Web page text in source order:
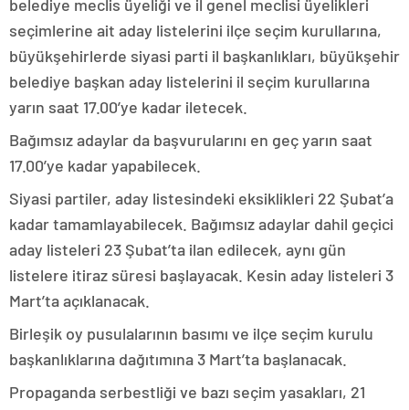
belediye meclis üyeliği ve il genel meclisi üyelikleri
seçimlerine ait aday listelerini ilçe seçim kurullarına,
büyükşehirlerde siyasi parti il başkanlıkları, büyükşehir
belediye başkan aday listelerini il seçim kurullarına
yarın saat 17.00’ye kadar iletecek.
Bağımsız adaylar da başvurularını en geç yarın saat
17.00’ye kadar yapabilecek.
Siyasi partiler, aday listesindeki eksiklikleri 22 Şubat’a
kadar tamamlayabilecek. Bağımsız adaylar dahil geçici
aday listeleri 23 Şubat’ta ilan edilecek, aynı gün
listelere itiraz süresi başlayacak. Kesin aday listeleri 3
Mart’ta açıklanacak.
Birleşik oy pusulalarının basımı ve ilçe seçim kurulu
başkanlıklarına dağıtımına 3 Mart’ta başlanacak.
Propaganda serbestliği ve bazı seçim yasakları, 21